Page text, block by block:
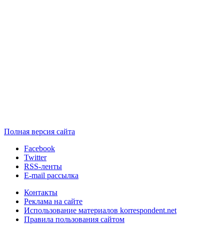
Полная версия сайта
Facebook
Twitter
RSS-ленты
E-mail рассылка
Контакты
Реклама на сайте
Использование материалов korrespondent.net
Правила пользования сайтом